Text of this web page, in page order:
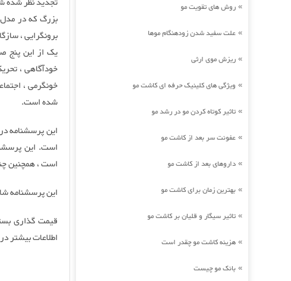
بزرگ که در
برونگرایی ،
یک از این پنج
خودآگاهی ،
خونگرمی ،
شده است.
این پرسشنامه
است. این
است ، همچنین
این پرسشنامه شامل 240 سوال است که برای تکمیل آن 30-40
قیمت گذاری
اطلاعات بیشتر
» روش های تقویت مو
» علت سفید شدن زودهنگام موها
» ریزش موی ارثی
» ویژگی های کلینیک حرفه ای کاشت مو
» تاثیر کوتاه کردن مو در رشد مو
» عفونت سر بعد از کاشت مو
» داروهای بعد از کاشت مو
» بهترین زمان برای کاشت مو
» تاثیر سیگار و قلیان بر کاشت مو
» هزینه کاشت مو چقدر است
» بانک مو چیست